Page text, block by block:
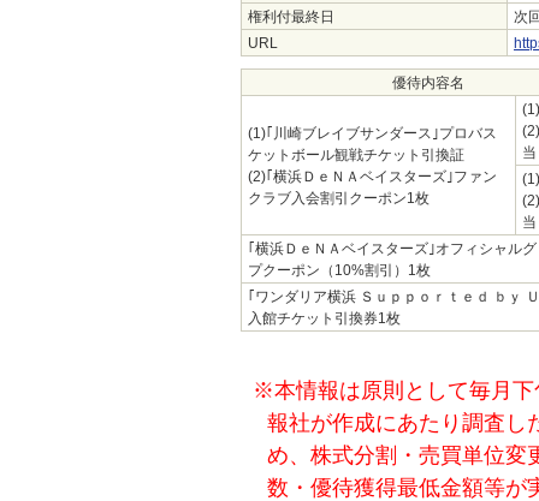
権利付最終日
次
URL
優待内容名
(1)｢川崎ブレイブサンダース｣プロバス
ケットボール観戦チケット引換証
(2)｢横浜ＤｅＮＡベイスターズ｣ファン
クラブ入会割引クーポン1枚
当
当
｢横浜ＤｅＮＡベイスターズ｣オフィシャル
プクーポン（10%割引）1枚
｢ワンダリア横浜 Ｓｕｐｐｏｒｔｅｄ ｂｙ
入館チケット引換券1枚
※本情報は原則として毎月
報社が作成にあたり調査し
め、株式分割・売買単位変
数・優待獲得最低金額等が